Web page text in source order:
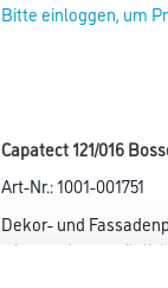
Bitte einloggen, um
Capatect 121/016
Art-Nr.:1001-001751
Dekor- und
-